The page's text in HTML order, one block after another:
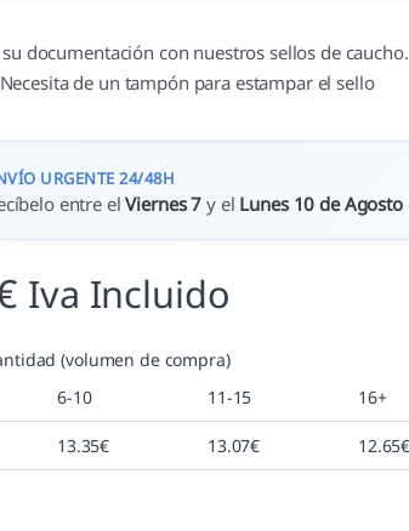
su documentación con nuestros sellos de
de un tampón para estampar el sello
URGENTE 24/48H
entre elViernes 7 y el Lunes 10 de Agosto
Iva Incluido
(volumen de compra)
6-10 11-15 16+
13.35€ 13.07€ 12.65€